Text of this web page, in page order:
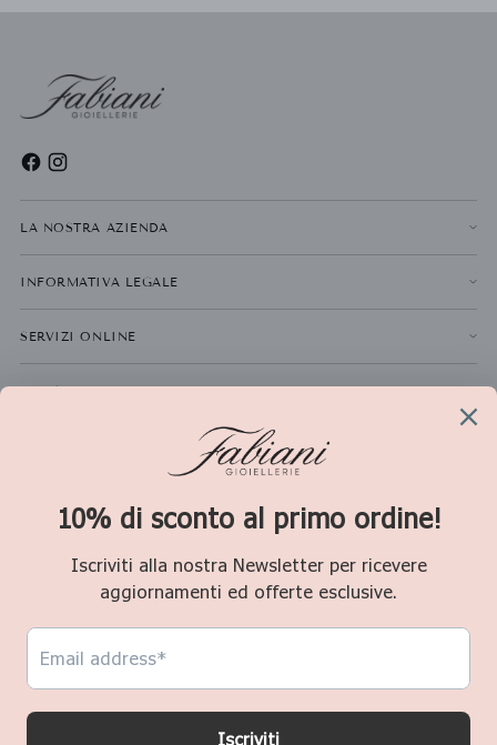
LA NOSTRA AZIENDA
INFORMATIVA LEGALE
SERVIZI ONLINE
NEWSLETTER
Valuta
Copyright © 2026,Fabiani Gioiellerie
condizioni d'uso e l'informativa sulla privacy.